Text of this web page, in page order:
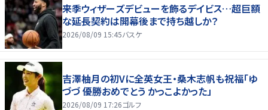
来季ウィザーズデビューを飾るデイビス…超巨額
な延長契約は開幕後まで持ち越しか？
2026/08/09 15:45バスケ
吉澤柚月の初Vに全英女王・桑木志帆も祝福「ゆ
づづ 優勝おめでとう かっこよかった」
2026/08/09 17:26ゴルフ